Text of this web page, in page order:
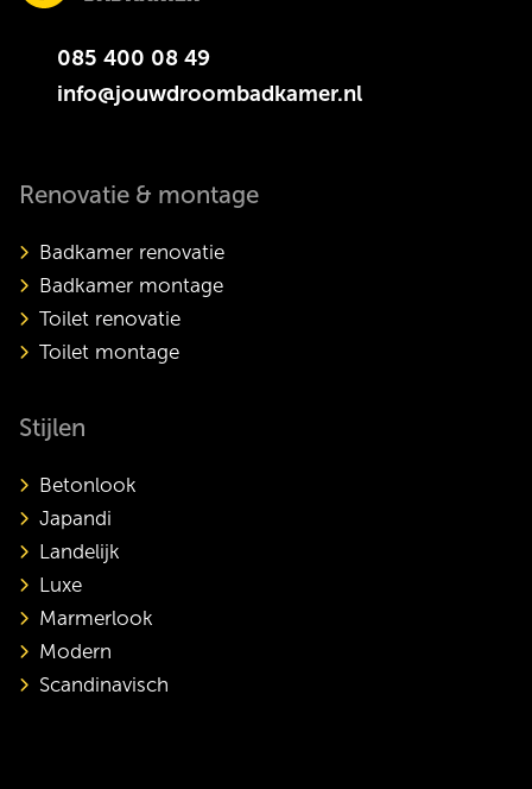
085 400 08 49
info@jouwdroombadkamer.nl
Renovatie & montage
Badkamer renovatie
Badkamer montage
Toilet renovatie
Toilet montage
Stijlen
Betonlook
Japandi
Landelijk
Luxe
Marmerlook
Modern
Scandinavisch